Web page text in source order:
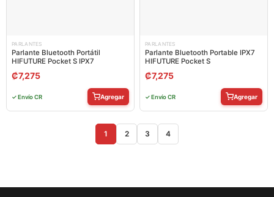
PARLANTES
Parlante Bluetooth Portátil
HIFUTURE Pocket S IPX7
₡7,275
✓ Envío CR Agregar
PARLANTES
Parlante Bluetooth Portable IPX7
HIFUTURE Pocket S
₡7,275
✓ Envío CR Agregar
1 2 3 4